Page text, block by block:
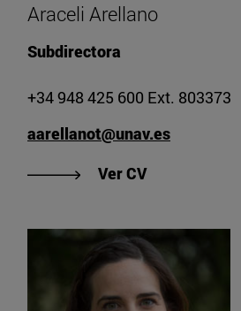
Araceli Arellano
Subdirectora
+34 948 425 600 Ext. 803373
aarellanot@unav.es
Ver CV"Ver CV de